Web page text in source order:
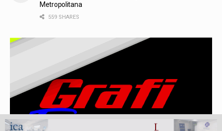
Metropolitana
559 SHARES